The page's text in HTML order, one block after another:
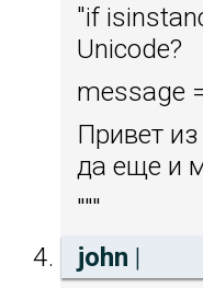
"if
Unicode?
message
Привет
да еще и
"""
john |